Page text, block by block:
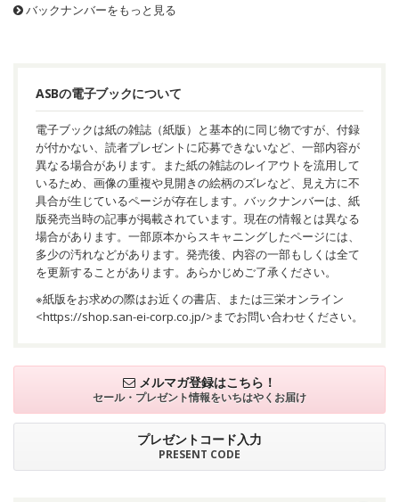
バックナンバーをもっと見る
ASBの電子ブックについて
電子ブックは紙の雑誌（紙版）と基本的に同じ物ですが、付録
が付かない、読者プレゼントに応募できないなど、一部内容が
異なる場合があります。また紙の雑誌のレイアウトを流用して
いるため、画像の重複や見開きの絵柄のズレなど、見え方に不
具合が生じているページが存在します。バックナンバーは、紙
版発売当時の記事が掲載されています。現在の情報とは異なる
場合があります。一部原本からスキャニングしたページには、
多少の汚れなどがあります。発売後、内容の一部もしくは全て
を更新することがあります。あらかじめご了承ください。
※紙版をお求めの際はお近くの書店、または三栄オンライン
<https://shop.san-ei-corp.co.jp/>までお問い合わせください。
メルマガ登録はこちら！
セール・プレゼント情報をいちはやくお届け
プレゼントコード入力
PRESENT CODE